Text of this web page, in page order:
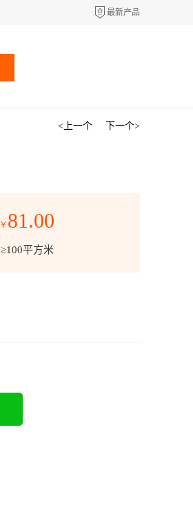
最新产品
<上一个 下一个>
￥ 81.00
≥100平方米